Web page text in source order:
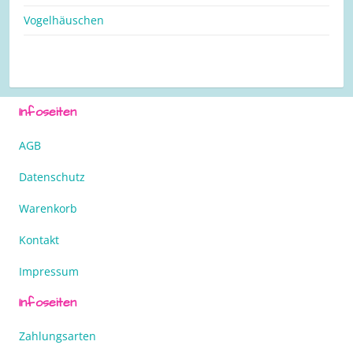
Vogelhäuschen
Infoseiten
AGB
Datenschutz
Warenkorb
Kontakt
Impressum
Infoseiten
Zahlungsarten